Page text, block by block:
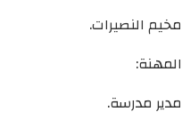
مخيم النصيرات.
المهنة:
مدير مدرسة.